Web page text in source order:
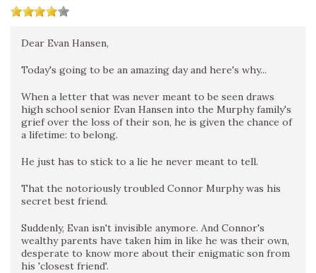
Dear Evan Hansen,
Today's going to be an amazing day and here's why...
When a letter that was never meant to be seen draws
high school senior Evan Hansen into the Murphy family's
grief over the loss of their son, he is given the chance of
a lifetime: to belong.
He just has to stick to a lie he never meant to tell.
That the notoriously troubled Connor Murphy was his
secret best friend.
Suddenly, Evan isn't invisible anymore. And Connor's
wealthy parents have taken him in like he was their own,
desperate to know more about their enigmatic son from
his 'closest friend'.